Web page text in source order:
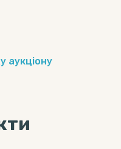
аукціону